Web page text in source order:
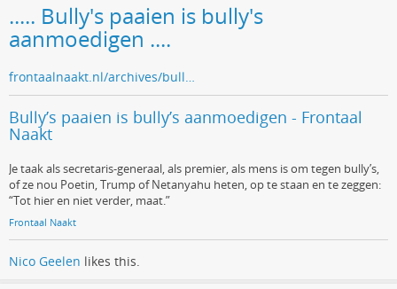
..... Bully's paaien is bully's
aanmoedigen ....
frontaalnaakt.nl/archives/bull…
Bully’s paaien is bully’s aanmoedigen - Frontaal
Naakt
Je taak als secretaris-generaal, als premier, als mens is om tegen bully’s,
of ze nou Poetin, Trump of Netanyahu heten, op te staan en te zeggen:
“Tot hier en niet verder, maat.”
Frontaal Naakt
Nico Geelen likes this.